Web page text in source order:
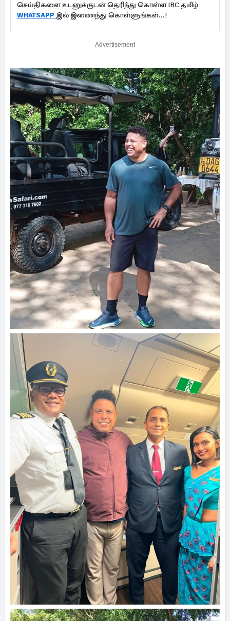
செய்திகளை உடனுக்குடன் தெரிந்து கொள்ள IBC தமிழ்
WHATSAPP இல் இணைந்து கொள்ளுங்கள்...!
Advertisement